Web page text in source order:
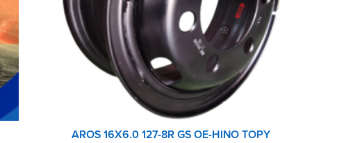
AROS 16X6.0 127-8R GS OE-HINO TOPY